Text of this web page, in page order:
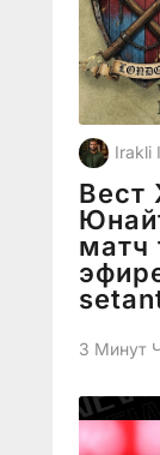
Irakli
Вест
матч
3 Минут